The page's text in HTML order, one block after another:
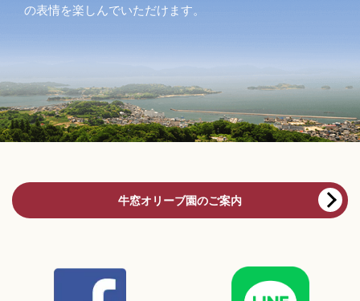
の表情を楽しんでいただけます。
牛窓オリーブ園のご案内